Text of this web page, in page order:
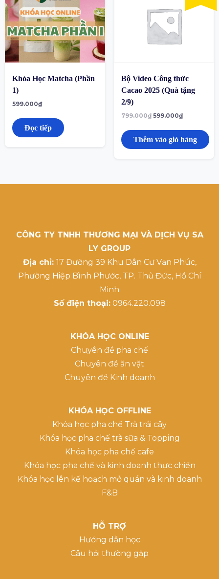
Khóa Học Matcha (Phần
1)
599.000₫
Đọc tiếp
Bộ Video Công thức
Cacao 2025 (Quà tặng
2/9)
799.000₫ 599.000₫
Thêm vào giỏ hàng
CÔNG TY TNHH THƯƠNG MẠI VÀ DỊCH VỤ SA
LY GROUP
Địa chỉ: 17 Đường 39 Khu Dân Cư Vạn Phúc,
Phường Hiệp Bình Phước, TP. Thủ Đức, Hồ Chí
Minh
Số điện thoại:0964.220.098
KHÓA HỌC ONLINE
Chuyên đề pha chế
Chuyên đề ăn vặt
Chuyên đề Kinh doanh
KHÓA HỌC OFFLINE
Khóa học pha chế Trà trái cây
Khóa học pha chế trà sữa & Topping
Khóa học pha chế cafe
Khóa học pha chế và kinh doanh thực chiến
Khóa học lên kế hoạch mở quán và kinh doanh
F&B
HỖ TRỢ
Hướng dẫn học
Câu hỏi thường gặp